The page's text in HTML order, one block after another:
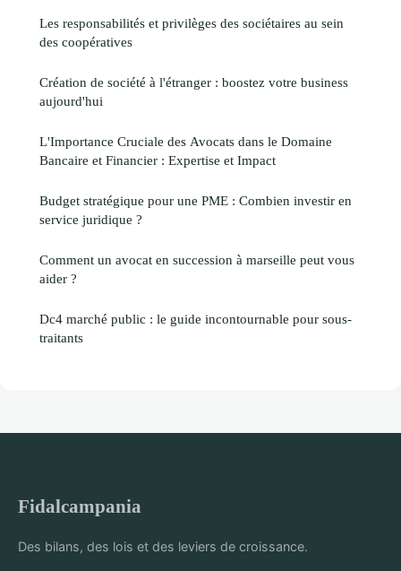
Les responsabilités et privilèges des sociétaires au sein
des coopératives
Création de société à l'étranger : boostez votre business
aujourd'hui
L'Importance Cruciale des Avocats dans le Domaine
Bancaire et Financier : Expertise et Impact
Budget stratégique pour une PME : Combien investir en
service juridique ?
Comment un avocat en succession à marseille peut vous
aider ?
Dc4 marché public : le guide incontournable pour sous-
traitants
Fidalcampania
Des bilans, des lois et des leviers de croissance.